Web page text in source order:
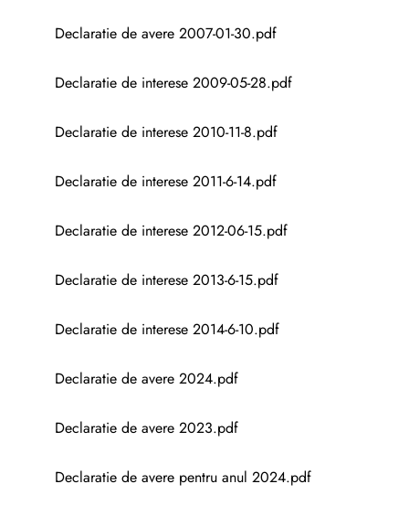
Declaratie de avere 2007-01-30.pdf
Declaratie de interese 2009-05-28.pdf
Declaratie de interese 2010-11-8.pdf
Declaratie de interese 2011-6-14.pdf
Declaratie de interese 2012-06-15.pdf
Declaratie de interese 2013-6-15.pdf
Declaratie de interese 2014-6-10.pdf
Declaratie de avere 2024.pdf
Declaratie de avere 2023.pdf
Declaratie de avere pentru anul 2024.pdf